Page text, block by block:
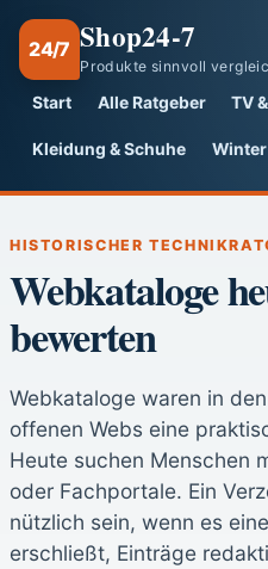
24/7 Shop24-7
Produkte sinnvoll
Start Alle Ratgeber TV
Kleidung & Schuhe Winter
HISTORISCHER
Webkataloge
bewerten
Webkataloge waren in
offenen Webs eine
Heute suchen Menschen
oder Fachportale. Ein
nützlich sein, wenn es
erschließt, Einträge